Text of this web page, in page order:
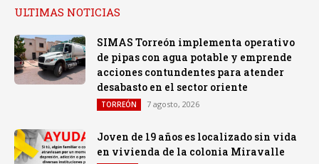
ULTIMAS NOTICIAS
SIMAS Torreón implementa operativo
de pipas con agua potable y emprende
acciones contundentes para atender
desabasto en el sector oriente
TORREÓN 7 agosto, 2026
Joven de 19 años es localizado sin vida
en vivienda de la colonia Miravalle